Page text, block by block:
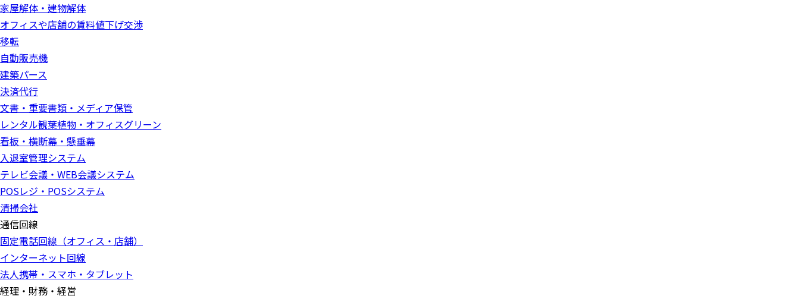
家屋解体・建物解体
オフィスや店舗の賃料値下げ交渉
移転
自動販売機
建築パース
決済代行
文書・重要書類・メディア保管
レンタル観葉植物・オフィスグリーン
看板・横断幕・懸垂幕
入退室管理システム
テレビ会議・WEB会議システム
POSレジ・POSシステム
清掃会社
通信回線
固定電話回線（オフィス・店舗）
インターネット回線
法人携帯・スマホ・タブレット
経理・財務・経営